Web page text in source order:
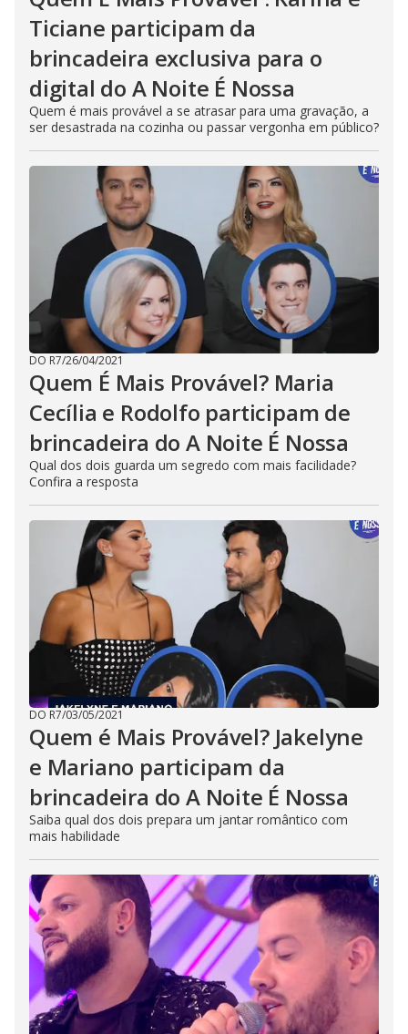
Ticiane participam da
brincadeira exclusiva para o
digital do A Noite É Nossa
Quem é mais provável a se atrasar para uma gravação, a
ser desastrada na cozinha ou passar vergonha em público?
DO R7/26/04/2021
Quem É Mais Provável? Maria
Cecília e Rodolfo participam de
brincadeira do A Noite É Nossa
Qual dos dois guarda um segredo com mais facilidade?
Confira a resposta
DO R7/03/05/2021
Quem é Mais Provável? Jakelyne
e Mariano participam da
brincadeira do A Noite É Nossa
Saiba qual dos dois prepara um jantar romântico com
mais habilidade